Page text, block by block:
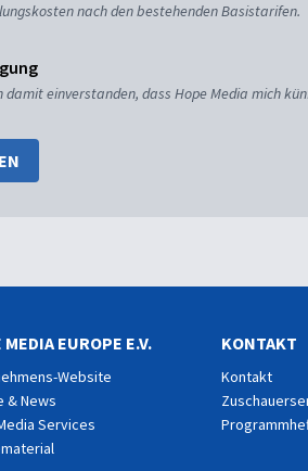
nach den bestehenden Basistarifen.
damit einverstanden, dass Hope Media mich
MEDIA EUROPE E.V.
Website
& News
Services
KONTAKT
Kontakt